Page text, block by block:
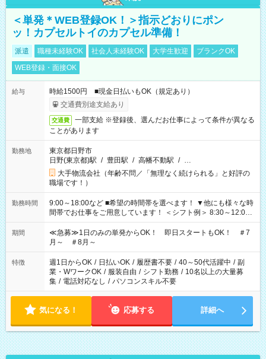
＜単発＊WEB登録OK！＞指示どおりにポン
ッ！カプセルトイのカプセル準備！
派遣 職種未経験OK 社会人未経験OK 大学生歓迎
ブランクOK
WEB登録・面接OK
給与
時給1500円 ■現金日払いもOK（規定あり）
交通費別途支給あり
交通費
一部支給 ※登録後、選んだお仕事によって条件が異なる
ことがあります
勤務地
東京都日野市
日野(東京都)駅 / 豊田駅 / 高幡不動駅 / …
大手物流会社（年齢不問／「無理なく続けられる」と好評の
職場です！）
勤務時間
9:00～18:00など ■希望の時間帯を選べます！ ▼他にも様々な時
間帯でお仕事をご用意しています！ ＜シフト例＞ 8:30～12:00
17:00～22:00 13:00～22:00 22:00～翌6:00 など
期間
≪急募≫1日のみの単発からOK！ 即日スタートもOK！ ＃7
月～ ＃8月～
特徴 週1日からOK / 日払いOK / 履歴書不要 / 40～50代活躍中 / 副
業・WワークOK / 服装自由 / シフト勤務 / 10名以上の大量募
集 / 電話対応なし / パソコンスキル不要
気になる！ 応募する 詳細へ